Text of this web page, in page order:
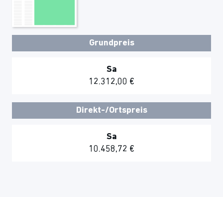
Grundpreis
Sa
12.312,00 €
Direkt-/Ortspreis
Sa
10.458,72 €